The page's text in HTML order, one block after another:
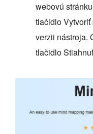
webovú stránku
tlačidlo
verzii nástroja.
tlačidlo